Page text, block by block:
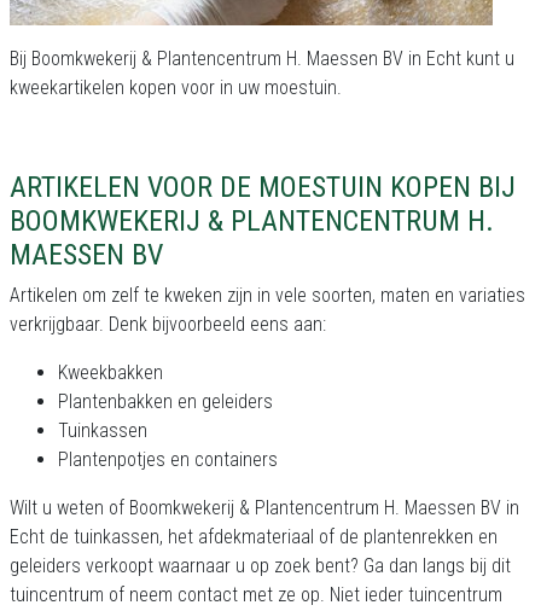
Bij Boomkwekerij & Plantencentrum H. Maessen BV in Echt kunt u
kweekartikelen kopen voor in uw moestuin.
ARTIKELEN VOOR DE MOESTUIN KOPEN BIJ
BOOMKWEKERIJ & PLANTENCENTRUM H.
MAESSEN BV
Artikelen om zelf te kweken zijn in vele soorten, maten en variaties
verkrijgbaar. Denk bijvoorbeeld eens aan:
Kweekbakken
Plantenbakken en geleiders
Tuinkassen
Plantenpotjes en containers
Wilt u weten of Boomkwekerij & Plantencentrum H. Maessen BV in
Echt de tuinkassen, het afdekmateriaal of de plantenrekken en
geleiders verkoopt waarnaar u op zoek bent? Ga dan langs bij dit
tuincentrum of neem contact met ze op. Niet ieder tuincentrum